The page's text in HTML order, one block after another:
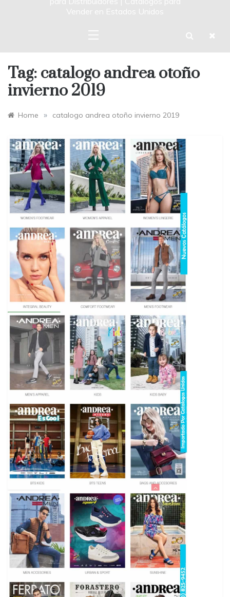
Vender en Estados Unidos
Tag: catalogo andrea otoño
invierno 2019
Home » catalogo andrea otoño invierno 2019